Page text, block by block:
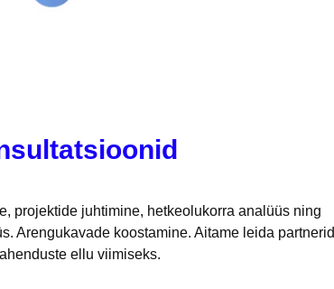
projektide juhtimine, hetkeolukorra analüüs ning
Arengukavade koostamine. Aitame leida partnerid
ellu viimiseks.